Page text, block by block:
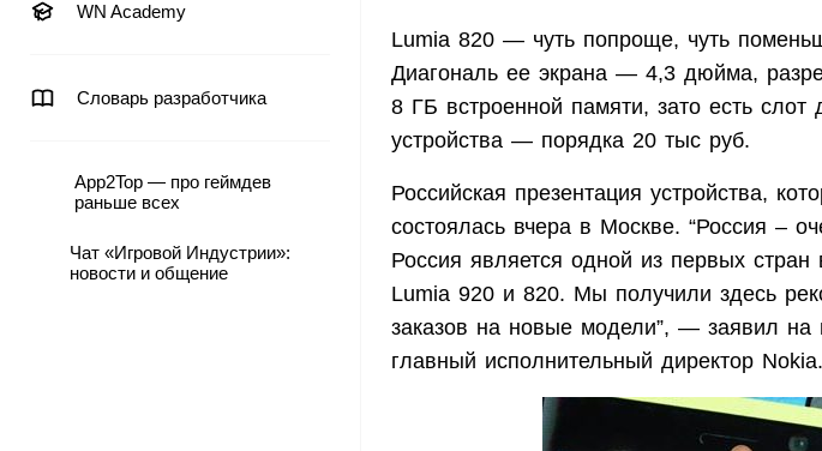
WN Academy
Словарь разработчика
App2Top — про геймдев
раньше всех
Чат «Игровой Индустрии»:
новости и общение
Lumia 820 — чуть попроще, чуть
Диагональ ее экрана — 4,3 дюйма,
8 ГБ встроенной памяти, зато есть
устройства — порядка 20 тыс руб.
Российская презентация устройства,
состоялась вчера в Москве. “Россия –
Россия является одной из первых
Lumia 920 и 820. Мы получили здесь
заказов на новые модели”, — заявил на
главный исполнительный директор Nokia.